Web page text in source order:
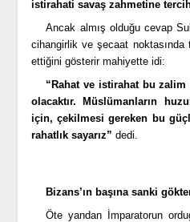
istirahati savaş zahmetine
Ancak almış olduğu cevap
cihangirlik ve şecaat noktasında
ettiğini gösterir mahiyette idi:
“Rahat ve istirahat bu zalim
olacaktır. Müslümanların
için, çekilmesi gereken bu
rahatlık sayarız” dedi.
Bizans’ın başına sanki
Öte yandan İmparatorun